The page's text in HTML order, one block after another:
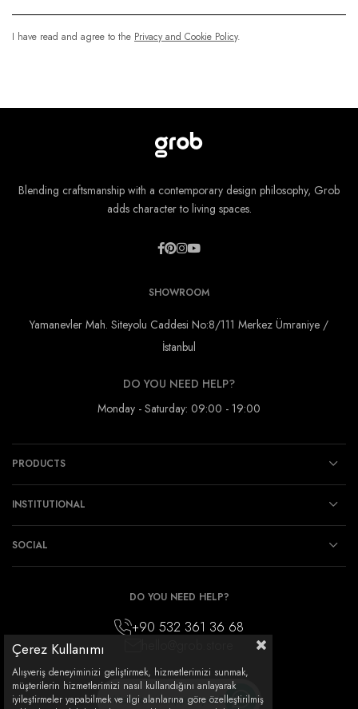
I have read and agree to the Privacy and Cookie Policy.
Blending craftsmanship with a contemporary design philosophy, Grob
adds character to living spaces.
SHOWROOM
Yamanevler Mah. Siteyolu Caddesi No:8/111 Merkez Ümraniye /
İstanbul
DO YOU NEED HELP?
Monday - Saturday: 09:00 - 19:00
PRODUCTS
INSTITUTIONAL
SOCIAL
DO YOU NEED HELP?
+90 532 361 36 68
How can I support you?
Çerez Kullanımı
Alışveriş deneyiminizi geliştirmek, hizmetlerimizi sunmak,
müşterilerin hizmetlerimizi nasıl kullandığını anlayarak
iyileştirmeler yapabilmek ve ilgi alanlarına göre özelleştirilmiş